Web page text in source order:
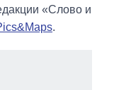
«Слово и
.